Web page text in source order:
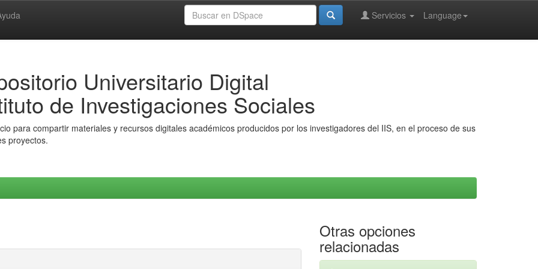
Language
Servicios
Universitario Digital
de Investigaciones Sociales
para compartir materiales y recursos digitales académicos producidos por los investigadores del IIS, en el proceso de sus
proyectos.
Otras opciones
relacionadas